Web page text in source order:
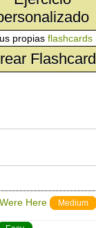
propiasflashcards
Flashcard
Here Medium